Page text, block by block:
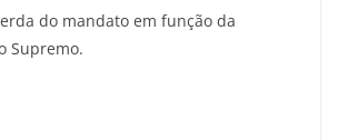
do mandato em função da
Supremo.